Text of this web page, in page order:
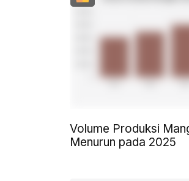
Volume Produksi
Menurun pada 2025